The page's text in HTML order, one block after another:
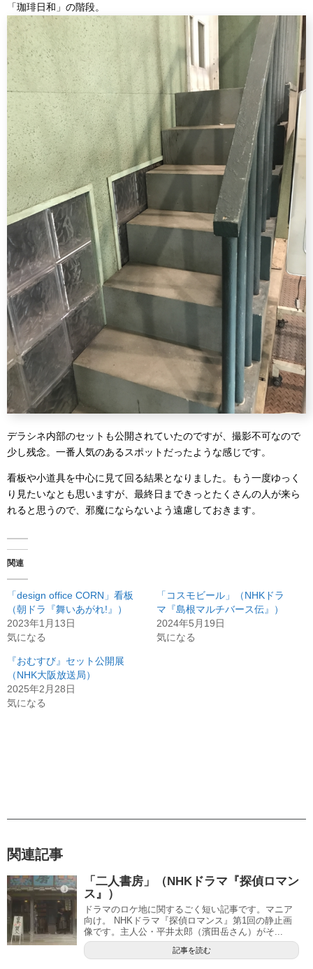
「珈琲日和」の階段。
デラシネ内部のセットも公開されていたのですが、撮影不可なので
少し残念。一番人気のあるスポットだったような感じです。
看板や小道具を中心に見て回る結果となりました。もう一度ゆっく
り見たいなとも思いますが、最終日まできっとたくさんの人が来ら
れると思うので、邪魔にならないよう遠慮しておきます。
関連
「design office CORN」看板
（朝ドラ『舞いあがれ!』）
2023年1月13日
気になる
「コスモビール」（NHKドラ
マ『島根マルチバース伝』）
2024年5月19日
気になる
『おむすび』セット公開展
（NHK大阪放送局）
2025年2月28日
気になる
関連記事
「二人書房」（NHKドラマ『探偵ロマン
ス』）
ドラマのロケ地に関するごく短い記事です。マニア
向け。 NHKドラマ『探偵ロマンス』第1回の静止画
像です。主人公・平井太郎（濱田岳さん）がそ...
記事を読む